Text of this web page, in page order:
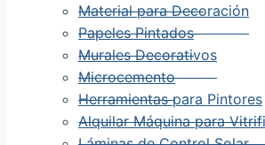
Material para Decoración
Papeles Pintados
Murales Decorativos
Microcemento
Herramientas para Pintores
Alquilar Máquina para